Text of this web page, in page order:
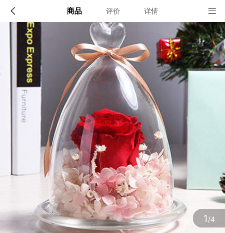
商品 评价 详情
1/4
配送说明
顺丰深圳发货, 全国可达, 包邮!
确定
店铺信息
该地区暂无配送门店
确定